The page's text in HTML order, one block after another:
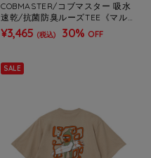
COBMASTER/コブマスター 吸水
速乾/抗菌防臭ルーズTEE《マルチ
ロゴ》(MENS)
¥3,465 (税込) 30% OFF
SALE